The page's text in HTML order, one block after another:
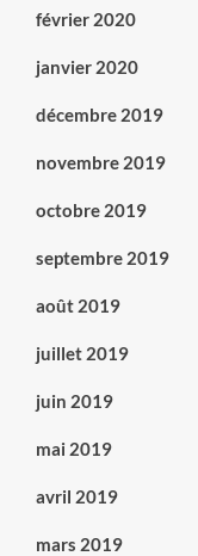
février 2020
janvier 2020
décembre 2019
novembre 2019
octobre 2019
septembre 2019
août 2019
juillet 2019
juin 2019
mai 2019
avril 2019
mars 2019